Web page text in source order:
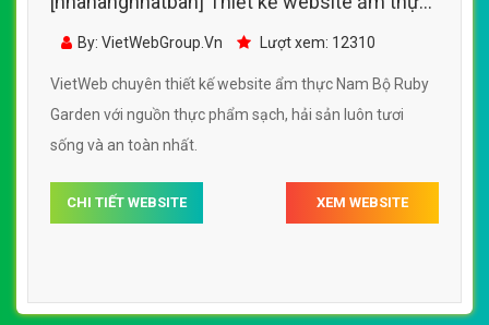
Nam Bộ Ruby Garden đẹp SEO nhanh hiệu
By: VietWebGroup.Vn Lượt xem: 12310
VietWeb chuyên thiết kế website ẩm thực Nam Bộ Ruby
Garden với nguồn thực phẩm sạch, hải sản luôn tươi
sống và an toàn nhất.
CHI TIẾT WEBSITE XEM WEBSITE